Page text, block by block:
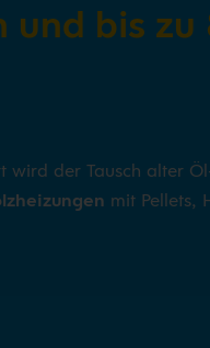
bis zu
wird der Tausch alter
mit Pellets,